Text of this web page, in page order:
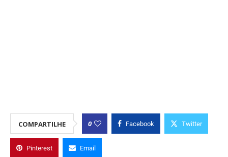
COMPARTILHE 0 Facebook Twitter
Pinterest Email